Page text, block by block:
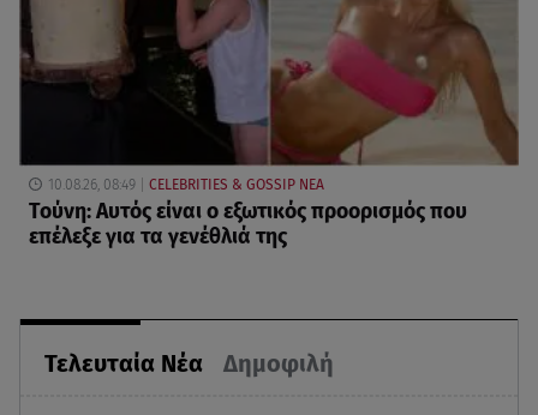
Τελευταία Νέα Δημοφιλή
10.08.26, 08:49 CELEBRITIES & GOSSIP ΝΕΑ
Τούνη: Αυτός είναι ο εξωτικός προορισμός που
επέλεξε για τα γενέθλιά της